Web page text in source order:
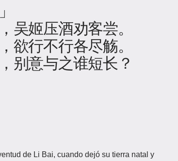
吴姬压酒劝客尝。
欲行不行各尽觞。
别意与之谁短长？
de Li Bai, cuando dejó su tierra natal y